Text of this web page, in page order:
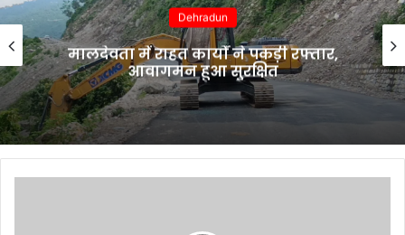
Dehradun
मालदेवता में राहत कार्यों ने पकड़ी रफ्तार,
आवागमन हुआ सुरक्षित